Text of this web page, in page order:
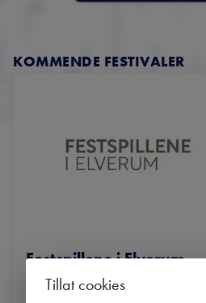
KOMMENDE FESTIVALER
Festspillene i Elverum
31. juli - 9. august | 2026
Tillat cookies